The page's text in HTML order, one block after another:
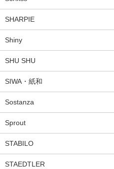
SHARPIE
Shiny
SHU SHU
SIWA・紙和
Sostanza
Sprout
STABILO
STAEDTLER